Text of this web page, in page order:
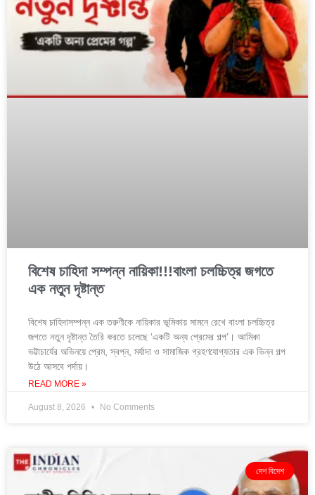
বিশেষ চাহিদা সম্পন্ন নায়িকা!!!বাংলা চলচ্চিত্র জগতে
এক নতুন দৃষ্টান্ত
বিশেষ চাহিদাসম্পন্ন এক তরুণীকে নায়িকার ভূমিকায় সামনে রেখে বাংলা চলচ্চিত্র
জগতে নতুন দৃষ্টান্ত তৈরি করতে চলেছে ‘একটি অন্য প্রেমের গল্প’। আমিকা
ভট্টাচার্যের অভিনয়ে প্রেম, স্বপ্ন, মর্যাদা ও সামাজিক গ্রহণযোগ্যতার এক ভিন্ন গল্প
উঠে আসবে পর্দায়।
READ MORE »
August 8, 2026 No Comments
দেশ বিদেশ